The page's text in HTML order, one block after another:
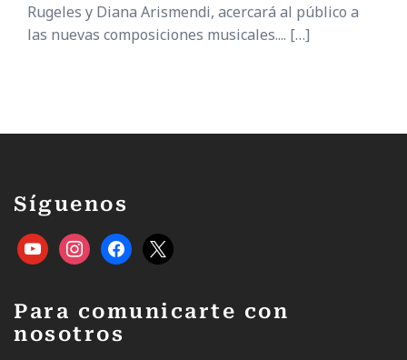
Rugeles y Diana Arismendi, acercará al público a
las nuevas composiciones musicales.... […]
Síguenos
Para comunicarte con
nosotros